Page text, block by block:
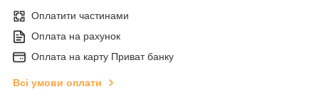
Оплатити частинами
Оплата на рахунок
Оплата на карту Приват банку
Всі умови оплати